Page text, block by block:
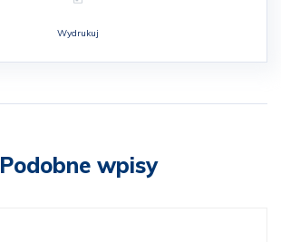
Wydrukuj
Podobne wpisy